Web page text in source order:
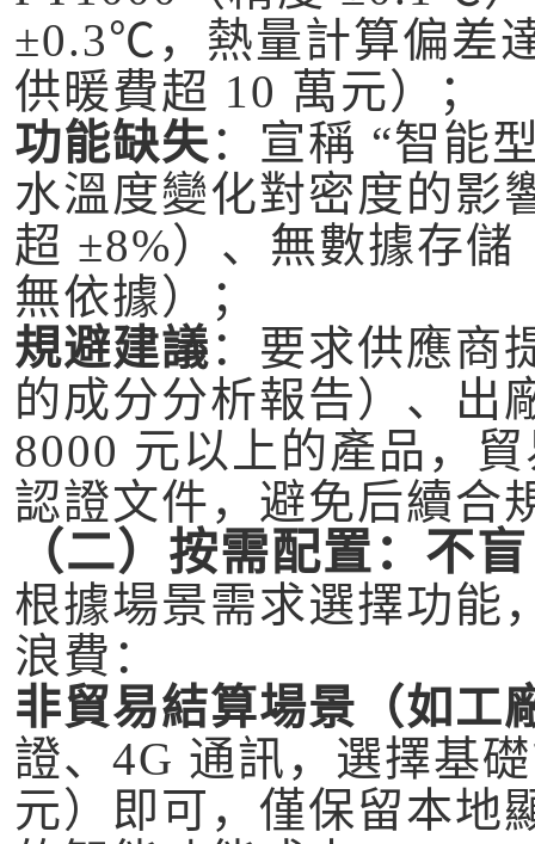
±0.3℃，熱量計算偏差
供暖費超 10 萬元）；
功能缺失：宣稱 “智能
水溫度變化對密度的影
超 ±8%）、無數據存
無依據）；
規避建議：要求供應商
的成分分析報告）、出
8000 元以上的產品，
認證文件，避免后續合
（二）按需配置：不
根據場景需求選擇功能
浪費：
非貿易結算場景（如工
證、4G 通訊，選擇基
元）即可，僅保留本地